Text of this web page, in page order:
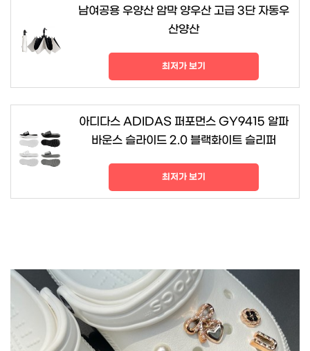
남여공용 우양산 암막 양우산 고급 3단 자동우
산양산
최저가 보기
아디다스 ADIDAS 퍼포먼스 GY9415 알파
바운스 슬라이드 2.0 블랙화이트 슬리퍼
최저가 보기